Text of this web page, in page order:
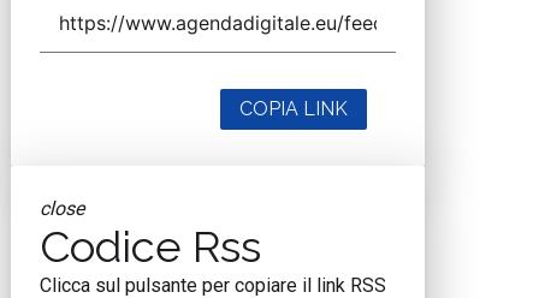
COPIA LINK
close
Codice Rss
Clicca sul pulsante per copiare il link RSS